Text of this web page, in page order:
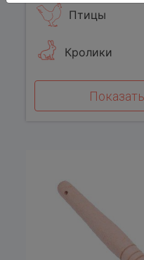
Птицы
Кролики